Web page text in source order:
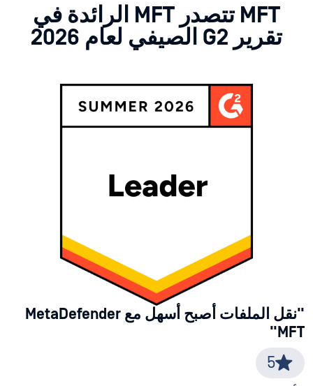
MFT تتصدر MFT الرائدة في
تقرير G2 الصيفي لعام 2026
"نقل الملفات أصبح أسهل مع MetaDefender
MFT"
5